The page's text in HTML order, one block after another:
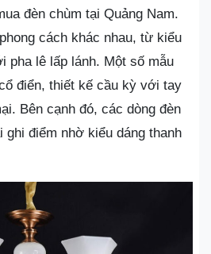
đèn chùm tại Quảng Nam.
cách khác nhau, từ kiểu
pha lê lấp lánh. Một số mẫu
điển, thiết kế cầu kỳ với tay
Bên cạnh đó, các dòng đèn
ghi điểm nhờ kiểu dáng thanh